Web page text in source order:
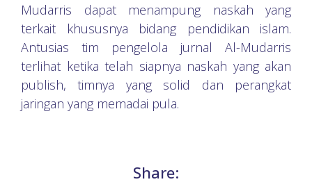
Mudarris dapat menampung naskah yang
terkait khususnya bidang pendidikan islam.
Antusias tim pengelola jurnal Al-Mudarris
terlihat ketika telah siapnya naskah yang akan
publish, timnya yang solid dan perangkat
jaringan yang memadai pula.
Share: